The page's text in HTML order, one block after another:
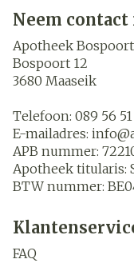
Neem contact
Apotheek
Bospoort 12
3680 Maaseik
Telefoon: 089 56
E-mailadres: info@
APB nummer:
Apotheek titularis:
BTW nummer:
FAQ